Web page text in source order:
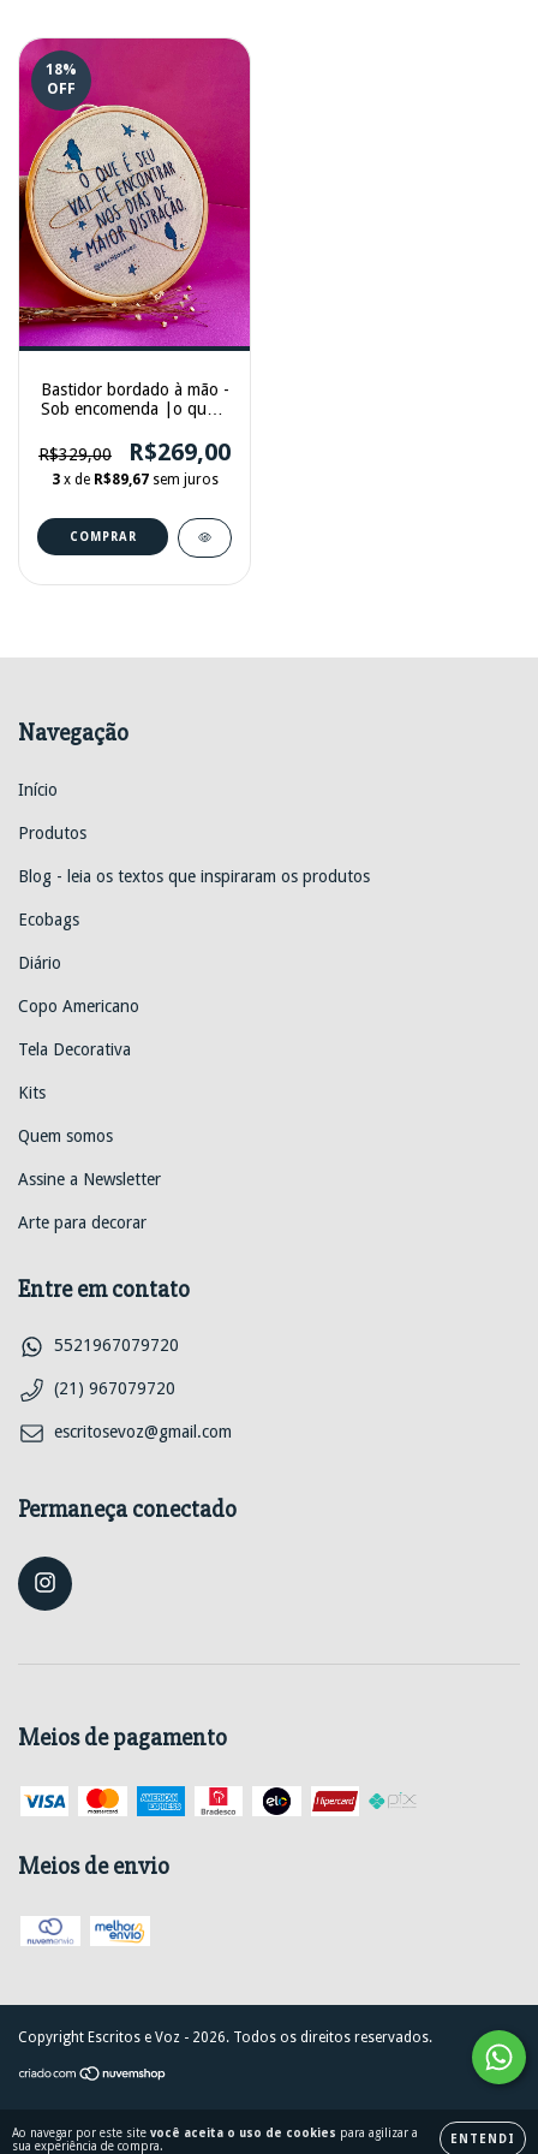
Ao navegar por este site você aceita o uso de cookies para agilizar a
sua experiência de compra.
ENTENDI
18%
OFF
Bastidor bordado à mão -
Sob encomenda |o que é
dias de maior distração
R$329,00 R$269,00
3 x de R$89,67 sem juros
Navegação
Início
Produtos
Blog - leia os textos que inspiraram os produtos
Ecobags
Diário
Copo Americano
Tela Decorativa
Kits
Quem somos
Assine a Newsletter
Arte para decorar
Entre em contato
5521967079720
(21) 967079720
escritosevoz@gmail.com
Permaneça conectado
Meios de pagamento
Meios de envio
Copyright Escritos e Voz - 2026. Todos os direitos reservados.